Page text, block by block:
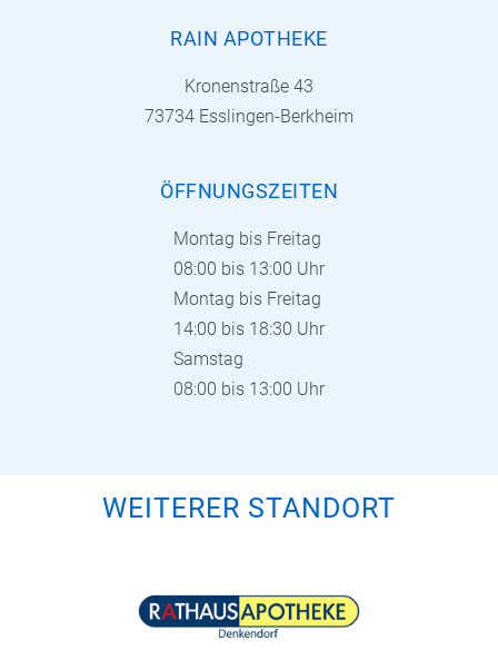
RAIN APOTHEKE
Kronenstraße 43
73734 Esslingen-Berkheim
ÖFFNUNGSZEITEN
Montag bis Freitag
08:00 bis 13:00 Uhr
Montag bis Freitag
14:00 bis 18:30 Uhr
Samstag
08:00 bis 13:00 Uhr
WEITERER STANDORT